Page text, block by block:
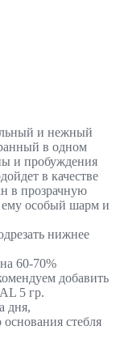
и нежный
в одном
и пробуждения
в качестве
в прозрачную
ему особый шарм и
нижнее
60-70%
добавить
5 гр.
дня,
стебля